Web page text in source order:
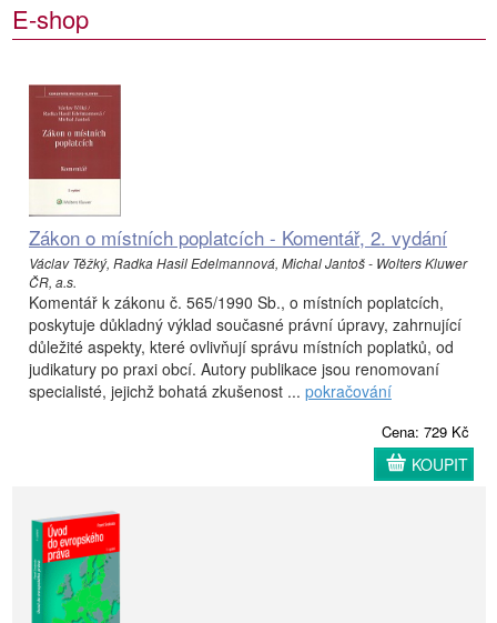
E-shop
Zákon o místních poplatcích - Komentář, 2. vydání
Václav Těžký, Radka Hasil Edelmannová, Michal Jantoš - Wolters Kluwer
ČR, a.s.
Komentář k zákonu č. 565/1990 Sb., o místních poplatcích,
poskytuje důkladný výklad současné právní úpravy, zahrnující
důležité aspekty, které ovlivňují správu místních poplatků, od
judikatury po praxi obcí. Autory publikace jsou renomovaní
specialisté, jejichž bohatá zkušenost ... pokračování
Cena: 729 Kč
KOUPIT